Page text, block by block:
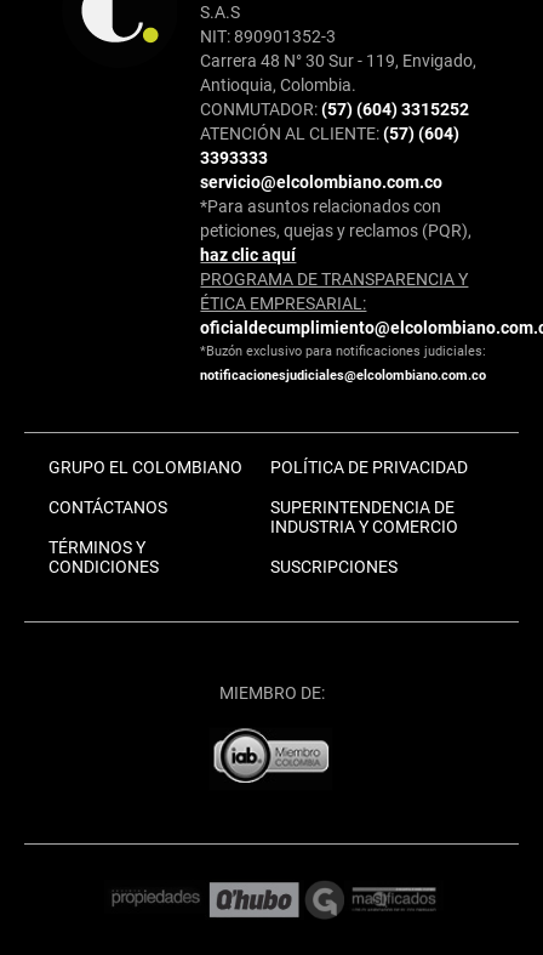
S.A.S
NIT: 890901352-3
Carrera 48 N° 30 Sur - 119, Envigado,
Antioquia, Colombia.
CONMUTADOR:(57) (604) 3315252
ATENCIÓN AL CLIENTE:(57) (604)
3393333
servicio@elcolombiano.com.co
*Para asuntos relacionados con
peticiones, quejas y reclamos (PQR),
haz clic aquí
PROGRAMA DE TRANSPARENCIA Y
ÉTICA EMPRESARIAL:
*Buzón exclusivo para notificaciones judiciales:
notificacionesjudiciales@elcolombiano.com.co
GRUPO EL COLOMBIANO
CONTÁCTANOS
TÉRMINOS Y
CONDICIONES
POLÍTICA DE PRIVACIDAD
SUPERINTENDENCIA DE
INDUSTRIA Y COMERCIO
SUSCRIPCIONES
MIEMBRO DE: